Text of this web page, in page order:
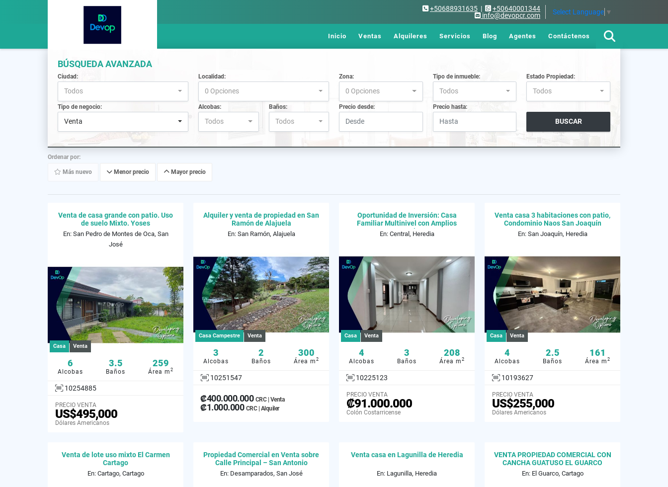
+50688931635 |
+50640001344
info@devopcr.com
Select Language ▼
Inicio Ventas Alquileres Servicios Blog Agentes Contáctenos
BÚSQUEDA AVANZADA
Ciudad:
Todos
Localidad:
0 Opciones
Zona:
0 Opciones
Tipo de inmueble:
Todos
Estado Propiedad:
Todos
Tipo de negocio:
Venta
Alcobas:
Todos
Baños:
Todos
Precio desde: Precio hasta:
BUSCAR
Ordenar por:
Más nuevo Menor precio Mayor precio
Venta de casa grande con patio. Uso
de suelo Mixto. Yoses
En: San Pedro de Montes de Oca, San
José
Casa Venta
6
Alcobas
3.5
Baños
259
Área m 2
10254885
PRECIO VENTA
US$495,000
Dólares Americanos
Alquiler y venta de propiedad en San
Ramón de Alajuela
En: San Ramón, Alajuela
Casa Campestre Venta
3
Alcobas
2
Baños
300
Área m 2
10251547
₡400.000.000 CRC | Venta
₡1.000.000 CRC | Alquiler
Oportunidad de Inversión: Casa
Familiar Multinivel con Amplios
Espacio
En: Central, Heredia
Casa Venta
4
Alcobas
3
Baños
208
Área m 2
10225123
PRECIO VENTA
₡91.000.000
Colón Costarricense
Venta casa 3 habitaciones con patio,
Condominio Naos San Joaquín
En: San Joaquín, Heredia
Casa Venta
4
Alcobas
2.5
Baños
161
Área m 2
10193627
PRECIO VENTA
US$255,000
Dólares Americanos
Venta de lote uso mixto El Carmen
Cartago
En: Cartago, Cartago
Propiedad Comercial en Venta sobre
Calle Principal – San Antonio
En: Desamparados, San José
Venta casa en Lagunilla de Heredia
En: Lagunilla, Heredia
VENTA PROPIEDAD COMERCIAL CON
CANCHA GUATUSO EL GUARCO
CARTAGO
En: El Guarco, Cartago